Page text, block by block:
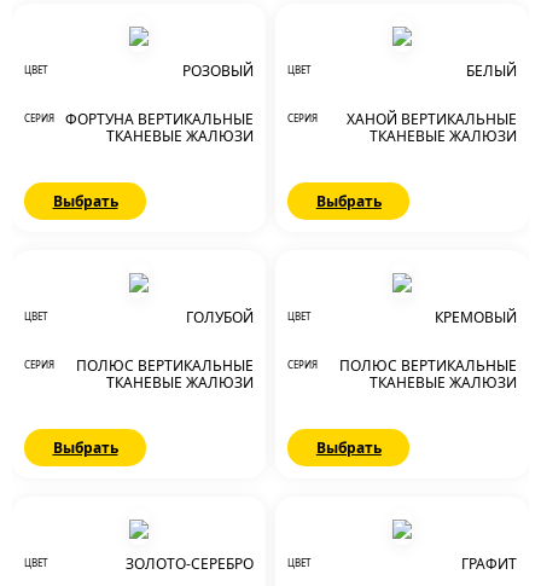
ЦВЕТ РОЗОВЫЙ
СЕРИЯ
ФОРТУНА ВЕРТИКАЛЬНЫЕ
ТКАНЕВЫЕ ЖАЛЮЗИ
Выбрать
ЦВЕТ БЕЛЫЙ
СЕРИЯ
ХАНОЙ ВЕРТИКАЛЬНЫЕ
ТКАНЕВЫЕ ЖАЛЮЗИ
Выбрать
ЦВЕТ ГОЛУБОЙ
СЕРИЯ
ПОЛЮС ВЕРТИКАЛЬНЫЕ
ТКАНЕВЫЕ ЖАЛЮЗИ
Выбрать
ЦВЕТ КРЕМОВЫЙ
СЕРИЯ
ПОЛЮС ВЕРТИКАЛЬНЫЕ
ТКАНЕВЫЕ ЖАЛЮЗИ
Выбрать
ЦВЕТ ЗОЛОТО-СЕРЕБРО ЦВЕТ ГРАФИТ